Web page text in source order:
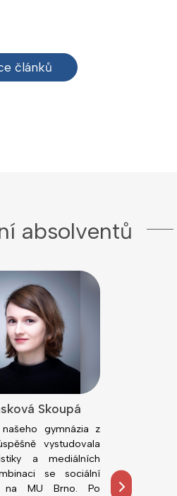
článků
absolventů
Skoupá
gymnázia z
vystudovala
a mediálních
se sociální
na MU Brno. Po
Lékařské
Palackého.